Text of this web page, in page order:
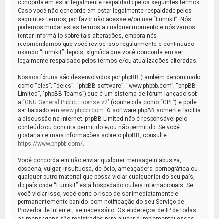
concorda em estar legalmente respaldado pelos seguintes termos.
Caso você não concorde em estar legalmente respaldado pelos
seguintes termos, por favor não acesse e/ou use “Lumikit”. Nós
podemos mudar estes termos a qualquer momento e nós vamos
tentar informá-lo sobre tais alterações, embora nós
recomendamos que você revise isso regularmente e continuado
usando “Lumikit” depois, significa que você concorda em ser
legalmente respaldado pelos termos e/ou atualizações alteradas.
Nossos fóruns são desenvolvidos por phpBB (também denominado
como “eles”, “deles”, “phpBB software”, “www.phpbb.com”, “phpBB
Limited”, “phpBB Teams”) que é um sistema de fórum lançado sob
a “GNU General Public License v2” (conhecida como “GPL”) e pode
ser baixado emwww.phpbb.com . O software phpBB somente facilita
a discussão na internet; phpBB Limited não é responsável pelo
conteúdo ou conduta permitido e/ou não permitido. Se você
gostaria de mais informações sobre o phpBB, consulte:
https://www.phpbb.com/
Você concorda em não enviar qualquer mensagem abusiva,
obscena, vulgar, insultuosa, de ódio, ameaçadora, pornográfica ou
qualquer outro material que possa violar qualquer lei do seu país,
do país onde “Lumikit” está hospedado ou leis internacionais. Se
você violar isso, você corre o risco de ser imediatamente e
permanentemente banido, com notificação do seu Serviço de
Provedor de Internet, se necessário. Os endereços de IP de todas